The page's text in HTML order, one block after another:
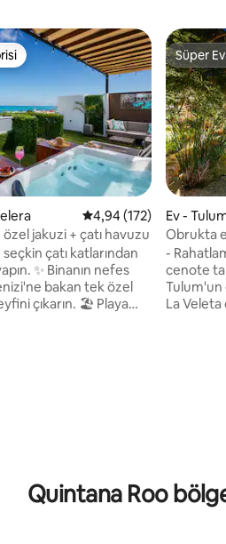
5 üzerinden ortalama
4,94 (172)
jakuzi + çatı havuzu
çatı katlarından
nefes
bakan tek özel
🏖️ Playa
Süper
Süper
Ev -
Obrukta
havuz
-
cenote
Tulum'un
La Veleta
Quintana Roo